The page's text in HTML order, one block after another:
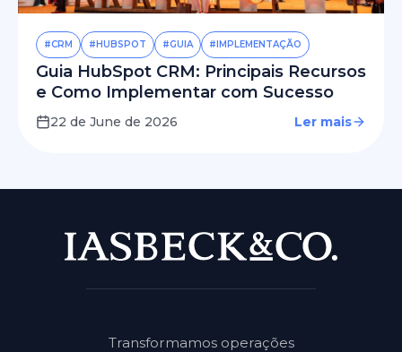
#CRM #HUBSPOT #GUIA #IMPLEMENTAÇÃO
Guia HubSpot CRM: Principais Recursos
e Como Implementar com Sucesso
22 de June de 2026 Ler mais
Transformamos operações